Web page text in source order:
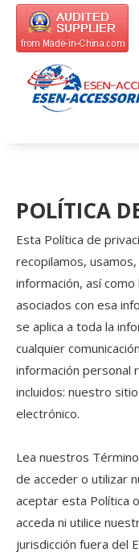
POLÍTICA
Esta Política de
recopilamos,
información, así
asociados con esa
se aplica a toda la
cualquier
información personal
incluidos: nuestro
electrónico.
Lea nuestros
de acceder o utilizar
aceptar esta Política
acceda ni utilice
jurisdicción fuera del